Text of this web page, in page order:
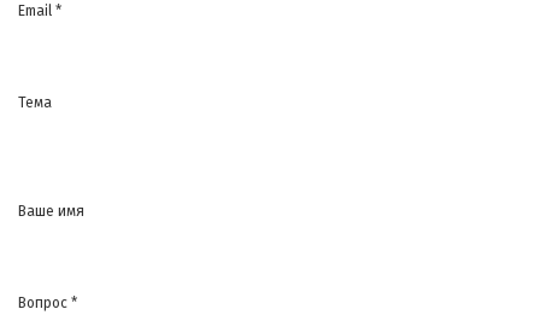
Email *
Тема
Ваше имя
Вопрос *